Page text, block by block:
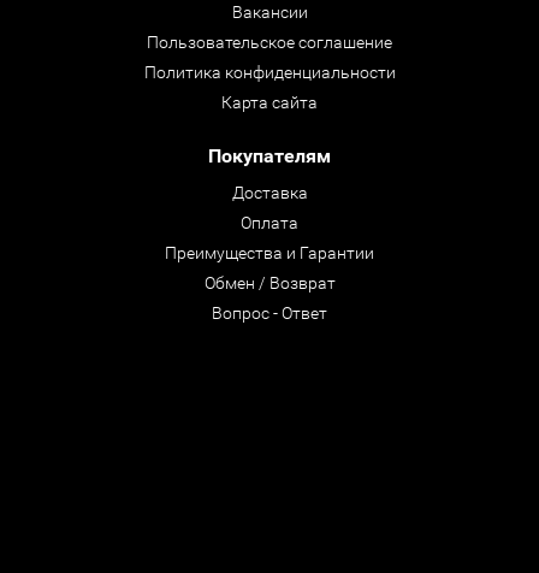
Вакансии
Пользовательское соглашение
Политика конфиденциальности
Карта сайта
Покупателям
Доставка
Оплата
Преимущества и Гарантии
Обмен / Возврат
Вопрос - Ответ